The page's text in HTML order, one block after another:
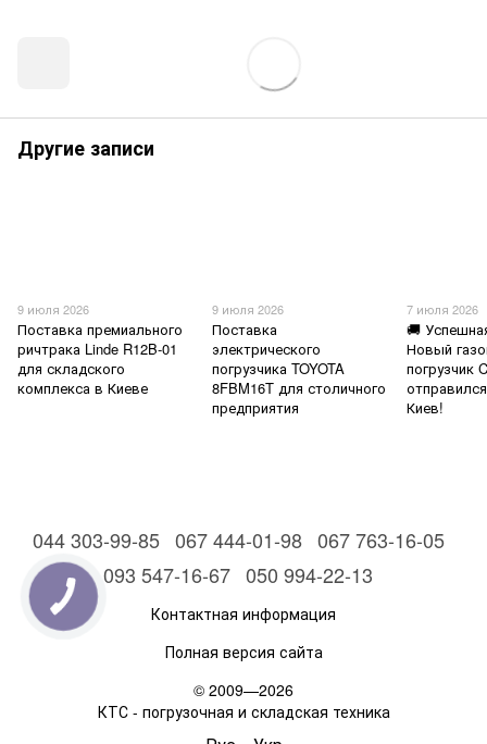
Другие записи
9 июля 2026
Поставка премиального
ричтрака Linde R12B-01
для складского
комплекса в Киеве
9 июля 2026
Поставка
электрического
погрузчика TOYOTA
8FBM16T для столичного
предприятия
7 июля 2026
🚚
Новый
погрузчик
Киев!
044 303-99-85 067 444-01-98 067 763-16-05
093 547-16-67 050 994-22-13
Контактная информация
Полная версия сайта
© 2009—2026
КТС - погрузочная и складская техника